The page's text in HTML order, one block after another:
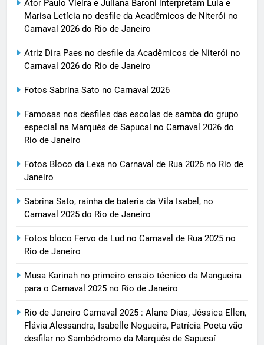
Ator Paulo Vieira e Juliana Baroni interpretam Lula e
Marisa Letícia no desfile da Acadêmicos de Niterói no
Carnaval 2026 do Rio de Janeiro
Atriz Dira Paes no desfile da Acadêmicos de Niterói no
Carnaval 2026 do Rio de Janeiro
Fotos Sabrina Sato no Carnaval 2026
Famosas nos desfiles das escolas de samba do grupo
especial na Marquês de Sapucaí no Carnaval 2026 do
Rio de Janeiro
Fotos Bloco da Lexa no Carnaval de Rua 2026 no Rio de
Janeiro
Sabrina Sato, rainha de bateria da Vila Isabel, no
Carnaval 2025 do Rio de Janeiro
Fotos bloco Fervo da Lud no Carnaval de Rua 2025 no
Rio de Janeiro
Musa Karinah no primeiro ensaio técnico da Mangueira
para o Carnaval 2025 no Rio de Janeiro
Rio de Janeiro Carnaval 2025 : Alane Dias, Jéssica Ellen,
Flávia Alessandra, Isabelle Nogueira, Patrícia Poeta vão
desfilar no Sambódromo da Marquês de Sapucaí